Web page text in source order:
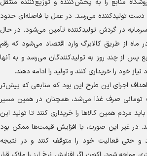
منابع را به پخش‌کننده و توزیع‌کننده منتقل
تولیدکننده می‌رسد. در عمل با فاصله‌ای حدود
در گردش تولیدکننده تأمین می‌شود. در حال
۸۷.۵ همت در ماه از طریق کالابرگ وارد اقتصاد می‌شود که رقم
پس از چند روز به تولیدکنندگان می‌رسد و به آنها
خود را خریداری کنند و تولید را ادامه دهند.
اهداف اجرای این طرح این بود که منابعی که پیش‌تر
از طریق ارز ۲۸ هزار و ۵۰۰ تومانی صرف غذا می‌شد، همچنان در همین مسیر
مردم همین کالا‌ها را خریداری کنند تا تولید این
در غیر این صورت، با افزایش قیمت‌ها ممکن بود
و حتی فعالیت خود را متوقف کنند و در نتیجه